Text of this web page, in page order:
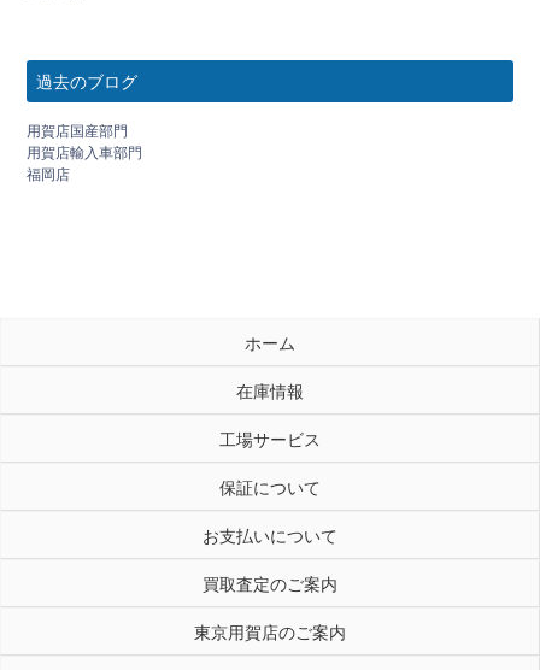
過去のブログ
用賀店国産部門
用賀店輸入車部門
福岡店
ホーム
在庫情報
工場サービス
保証について
お支払いについて
買取査定のご案内
東京用賀店のご案内